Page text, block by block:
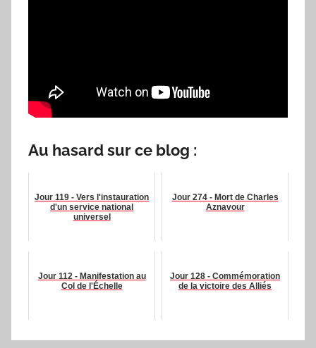
Au hasard sur ce blog :
Jour 119 - Vers l'instauration
d'un service national
universel
Jour 274 - Mort de Charles
Aznavour
Jour 112 - Manifestation au
Col de l'Échelle
Jour 128 - Commémoration
de la victoire des Alliés